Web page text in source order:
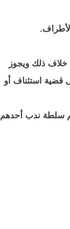
خلاف ذلك ويجوز
قضية استئناف أو
سلطة ندب أحدهم